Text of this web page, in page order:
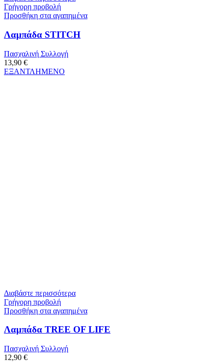
Γρήγορη προβολή
Προσθήκη στα αγαπημένα
Λαμπάδα STITCH
Πασχαλινή Συλλογή
13,90 €
ΕΞΑΝΤΛΗΜΕΝΟ
Διαβάστε περισσότερα
Γρήγορη προβολή
Προσθήκη στα αγαπημένα
Λαμπάδα TREE OF LIFE
Πασχαλινή Συλλογή
12,90 €